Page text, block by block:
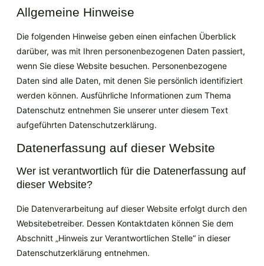
Allgemeine Hinweise
Die folgenden Hinweise geben einen einfachen Überblick
darüber, was mit Ihren personenbezogenen Daten passiert,
wenn Sie diese Website besuchen. Personenbezogene
Daten sind alle Daten, mit denen Sie persönlich identifiziert
werden können. Ausführliche Informationen zum Thema
Datenschutz entnehmen Sie unserer unter diesem Text
aufgeführten Datenschutzerklärung.
Datenerfassung auf dieser Website
Wer ist verantwortlich für die Datenerfassung auf
dieser Website?
Die Datenverarbeitung auf dieser Website erfolgt durch den
Websitebetreiber. Dessen Kontaktdaten können Sie dem
Abschnitt „Hinweis zur Verantwortlichen Stelle“ in dieser
Datenschutzerklärung entnehmen.